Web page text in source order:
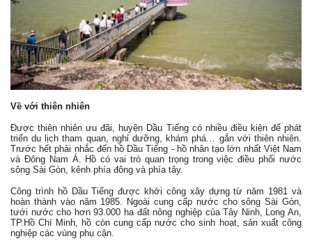
Về với thiên nhiên
Được thiên nhiên ưu đãi, huyện Dầu Tiếng có nhiều điều kiện để phát
triển du lịch tham quan, nghỉ dưỡng, khám phá… gắn với thiên nhiên.
Trước hết phải nhắc đến hồ Dầu Tiếng - hồ nhân tạo lớn nhất Việt Nam
và Đông Nam Á. Hồ có vai trò quan trọng trong việc điều phối nước
sông Sài Gòn, kênh phía đông và phía tây.
Công trình hồ Dầu Tiếng được khởi công xây dựng từ năm 1981 và
hoàn thành vào năm 1985. Ngoài cung cấp nước cho sông Sài Gòn,
tưới nước cho hơn 93.000 ha đất nông nghiệp của Tây Ninh, Long An,
TP.Hồ Chí Minh, hồ còn cung cấp nước cho sinh hoạt, sản xuất công
nghiệp các vùng phụ cận.